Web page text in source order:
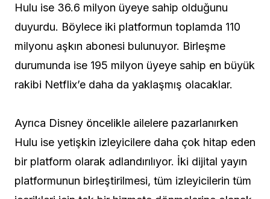
Hulu ise 36.6 milyon üyeye sahip olduğunu
duyurdu. Böylece iki platformun toplamda 110
milyonu aşkın abonesi bulunuyor. Birleşme
durumunda ise 195 milyon üyeye sahip en büyük
rakibi Netflix’e daha da yaklaşmış olacaklar.
Ayrıca Disney öncelikle ailelere pazarlanırken
Hulu ise yetişkin izleyicilere daha çok hitap eden
bir platform olarak adlandırılıyor. İki dijital yayın
platformunun birleştirilmesi, tüm izleyicilerin tüm